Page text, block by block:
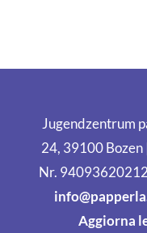
Jugendzentrum
24, 39100 Bozen
Nr.
Aggiorna